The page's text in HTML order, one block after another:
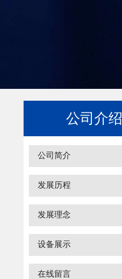
公司介绍
公司简介
发展历程
发展理念
设备展示
在线留言